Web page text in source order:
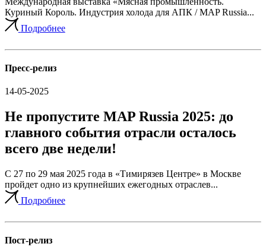
Куриный Король. Индустрия холода для АПК / MAP Russia...
Подробнее
Пресс-релиз
14-05-2025
Не пропустите MAP Russia 2025: до
главного события отрасли осталось
всего две недели!
С 27 по 29 мая 2025 года в «Тимирязев Центре» в Москве
пройдет одно из крупнейших ежегодных отраслев...
Подробнее
Пост-релиз